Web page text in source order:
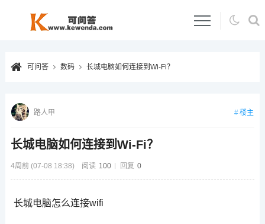
可问答 数码 长城电脑如何连接到Wi-Fi？
长城电脑如何连接到Wi-Fi？
4周前 (07-08 18:38) 阅读 100 回复 0
路人甲 楼主
长城电脑怎么连接wifi